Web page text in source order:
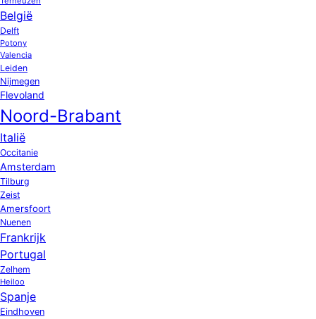
België
Delft
Potony
Valencia
Leiden
Nijmegen
Flevoland
Noord-Brabant
Italië
Occitanie
Amsterdam
Tilburg
Zeist
Amersfoort
Nuenen
Frankrijk
Portugal
Zelhem
Heiloo
Spanje
Eindhoven